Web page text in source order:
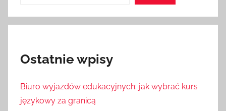
Ostatnie wpisy
Biuro wyjazdów edukacyjnych: jak wybrać kurs
językowy za granicą